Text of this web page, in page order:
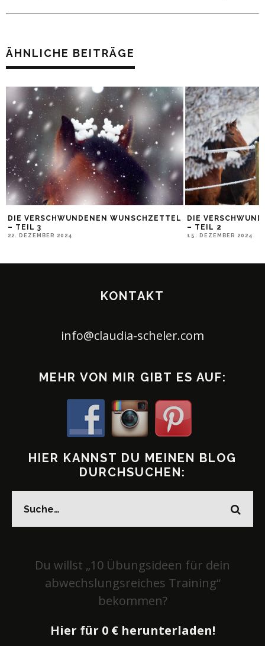
ÄHNLICHE BEITRÄGE
DIE VERSCHWUNDENEN WUNSCHZETTEL
– TEIL 3
22. DEZEMBER 2024
DIE
– TEIL 2
15. DEZEMBER 2024
KONTAKT
info@claudia-scheler.com
MEHR VON MIR GIBT ES AUF:
HIER KANNST DU MEINEN BLOG
DURCHSUCHEN:
Du willst „10 Übungsideen für dein
abwechslungsreiches Training“
bekommen?
Hier für 0 € herunterladen!